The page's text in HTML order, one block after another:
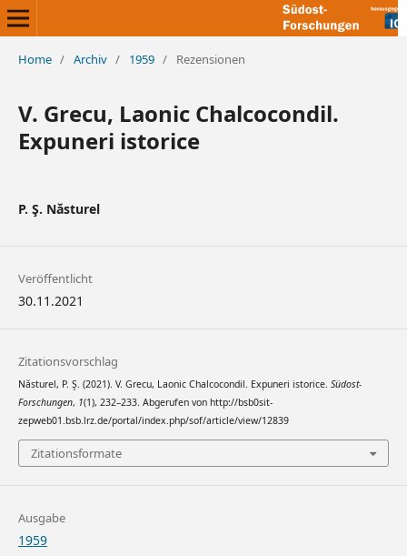
Home / Archiv / 1959 / Rezensionen
V. Grecu, Laonic Chalcocondil.
Expuneri istorice
P. Ş. Năsturel
Veröffentlicht
30.11.2021
Zitationsvorschlag
Năsturel, P. Ş. (2021). V. Grecu, Laonic Chalcocondil. Expuneri istorice. Südost-
Forschungen, 1(1), 232–233. Abgerufen von http://bsb0sit-
zepweb01.bsb.lrz.de/portal/index.php/sof/article/view/12839
Zitationsformate
Ausgabe
1959